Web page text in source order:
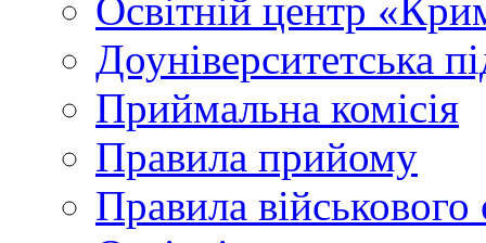
Освітній центр
Доуніверситетська
Приймальна комісія
Правила прийому
Правила військового